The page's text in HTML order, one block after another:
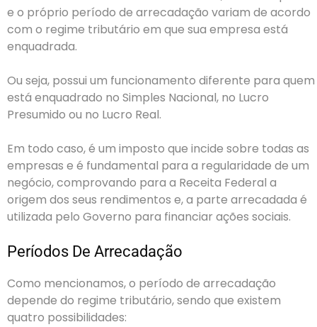
e o próprio período de arrecadação variam de acordo
com o regime tributário em que sua empresa está
enquadrada.
Ou seja, possui um funcionamento diferente para quem
está enquadrado no Simples Nacional, no Lucro
Presumido ou no Lucro Real.
Em todo caso, é um imposto que incide sobre todas as
empresas e é fundamental para a regularidade de um
negócio, comprovando para a Receita Federal a
origem dos seus rendimentos e, a parte arrecadada é
utilizada pelo Governo para financiar ações sociais.
Períodos De Arrecadação
Como mencionamos, o período de arrecadação
depende do regime tributário, sendo que existem
quatro possibilidades: